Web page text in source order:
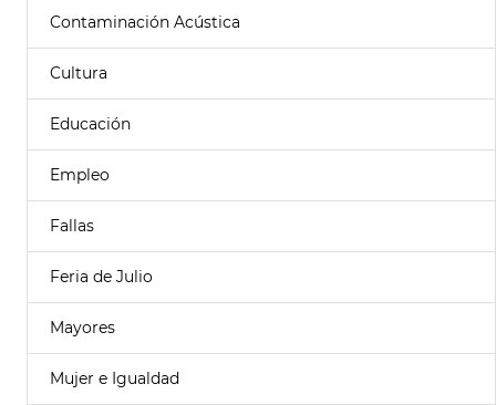
Contaminación Acústica
Cultura
Educación
Empleo
Fallas
Feria de Julio
Mayores
Mujer e Igualdad